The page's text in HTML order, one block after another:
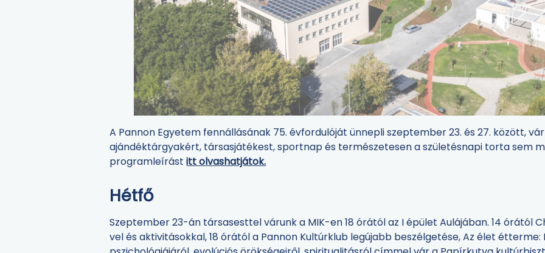
A Pannon Egyetem fennállásának 75. évfordulóját ünnepli szeptember 23. és 27. között,
ajándéktárgyakért, társasjátékest, sportnap és természetesen a születésnapi torta sem
programleírástitt olvashatjátok.
Hétfő
Szeptember 23-án társasesttel várunk a MIK-en 18 órától az I épület Aulájában. 14 órától
vel és aktivitásokkal, 18 órától a Pannon Kultúrklub legújabb beszélgetése, Az élet étterme: